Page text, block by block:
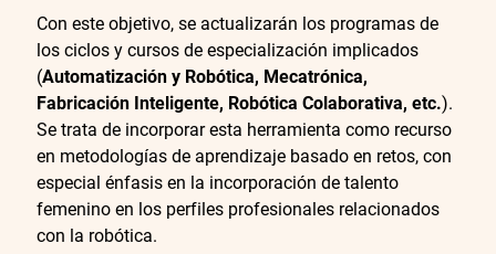
Con este objetivo, se actualizarán los programas de
los ciclos y cursos de especialización implicados
(Automatización y Robótica, Mecatrónica,
Fabricación Inteligente, Robótica Colaborativa, etc.).
Se trata de incorporar esta herramienta como recurso
en metodologías de aprendizaje basado en retos, con
especial énfasis en la incorporación de talento
femenino en los perfiles profesionales relacionados
con la robótica.